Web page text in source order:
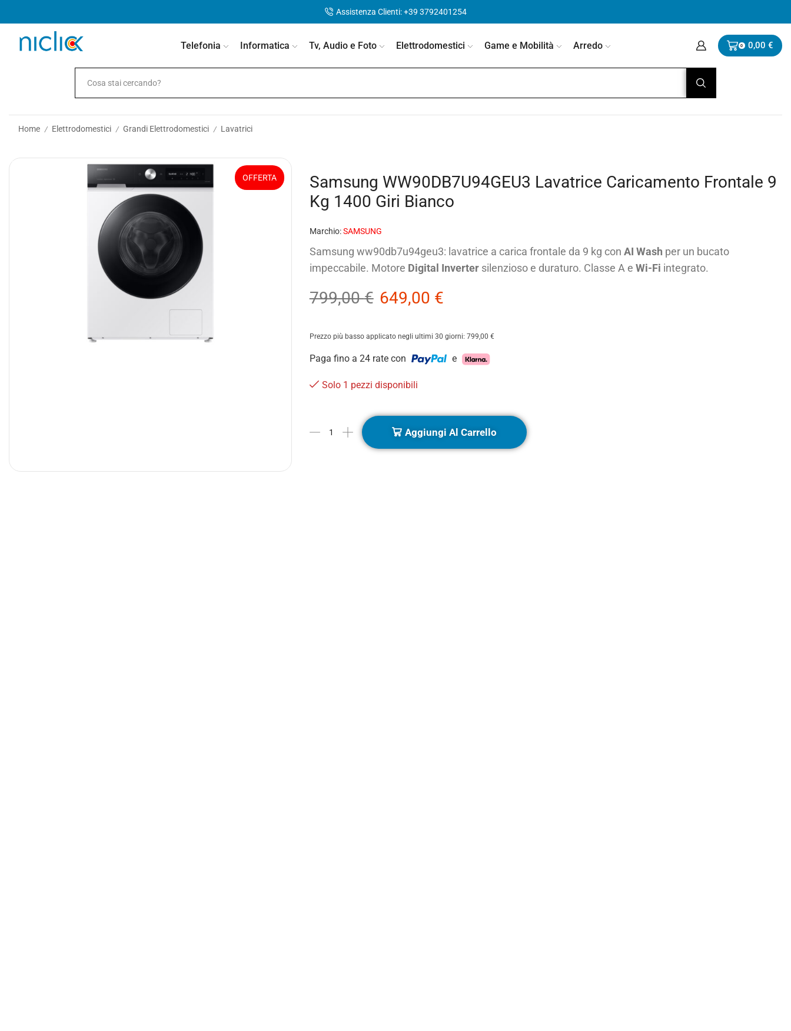
Assistenza Clienti: +39 3792401254
Telefonia Informatica Tv, Audio e Foto Elettrodomestici Game e Mobilità Arredo 0 0,00 €
Home / Elettrodomestici / Grandi Elettrodomestici / Lavatrici
OFFERTA
Samsung WW90DB7U94GEU3 Lavatrice Caricamento Frontale 9
Kg 1400 Giri Bianco
Marchio:SAMSUNG
Samsung ww90db7u94geu3: lavatrice a carica frontale da 9 kg con AI Wash per un bucato
impeccabile. Motore Digital Invertersilenzioso e duraturo. Classe A e Wi-Fi integrato.
799,00€ 649,00 €
Prezzo più basso applicato negli ultimi 30 giorni: 799,00 €
Paga fino a 24 rate con e
Solo 1 pezzi disponibili
Aggiungi Al Carrello